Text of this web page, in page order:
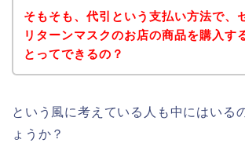
そもそも、代引という支払い方法で、
リターンマスクのお店の商品を購入す
とってできるの？
という風に考えている人も中にはいる
ょうか？